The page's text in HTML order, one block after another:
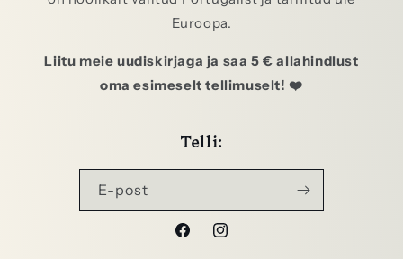
Euroopa.
Liitu meie uudiskirjaga ja saa 5 € allahindlust
oma esimeselt tellimuselt! ❤️
Telli:
E-post
FacebookInstagram